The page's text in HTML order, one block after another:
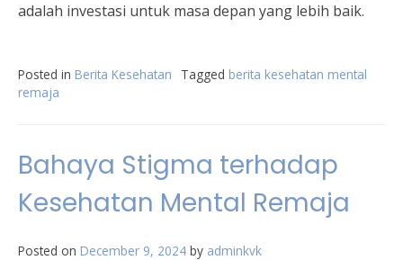
adalah investasi untuk masa depan yang lebih baik.
Posted in Berita Kesehatan Tagged berita kesehatan mental
remaja
Bahaya Stigma terhadap
Kesehatan Mental Remaja
Posted on December 9, 2024 by adminkvk